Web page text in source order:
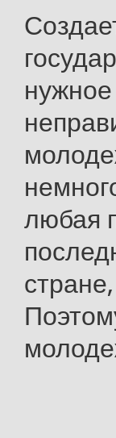
любая